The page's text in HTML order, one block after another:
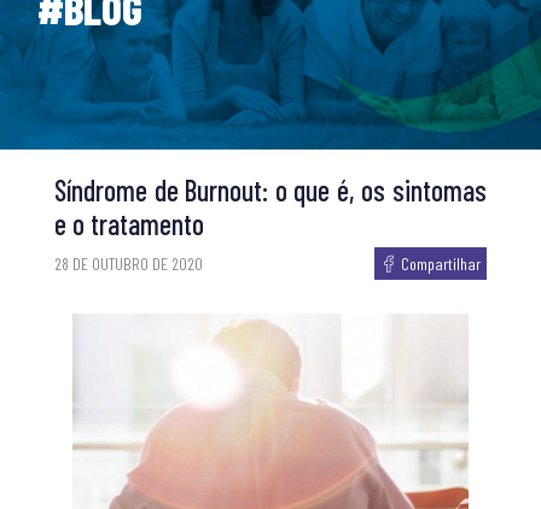
Síndrome de Burnout: o que é, os sintomas
e o tratamento
28 DE OUTUBRO DE 2020 Compartilhar